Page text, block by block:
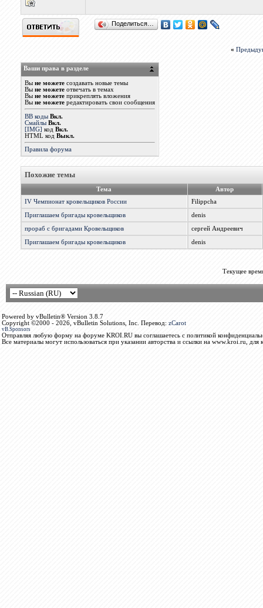
Поделиться…
«
Ваши права в разделе
Вы не можетесоздавать новые темы
Вы не можетеотвечать в темах
Вы не можетеприкреплять вложения
Вы не можетередактировать свои сообщения
BB коды Вкл.
Смайлы Вкл.
[IMG] код Вкл.
HTML код Выкл.
Правила форума
Похожие темы
Тема
Автор
IV Чемпионат кровельщиков России
Filippcha
Приглашаем бригады кровельщиков denis
прораб с бригадами Кровельщиков сергей Андреевич
Приглашаем бригады кровельщиков denis
Текущее
Powered by vBulletin® Version 3.8.7
Copyright ©2000 - 2026, vBulletin Solutions, Inc. Перевод: zCarot
vB.Sponsors
Отправляя любую форму на форуме KROI.RU вы соглашаетесь с политикой
Все материалы могут использоваться при указании авторства и ссылки на www.kroi.ru, для